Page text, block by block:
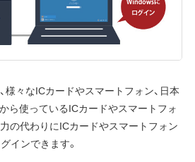
様々なICカードやスマートフォン、日本
ら使っているICカードやスマートフォ
の代わりにICカードやスマートフォン
インできます。